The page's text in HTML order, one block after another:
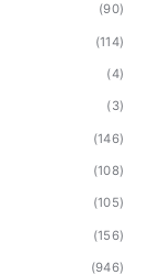
(90)
(114)
(4)
(3)
(146)
(108)
(105)
(156)
(946)